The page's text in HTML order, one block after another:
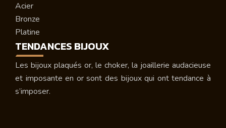
Acier
Bronze
Platine
TENDANCES BIJOUX
Les bijoux plaqués or, le choker, la joaillerie audacieuse
et imposante en or sont des bijoux qui ont tendance à
s’imposer.